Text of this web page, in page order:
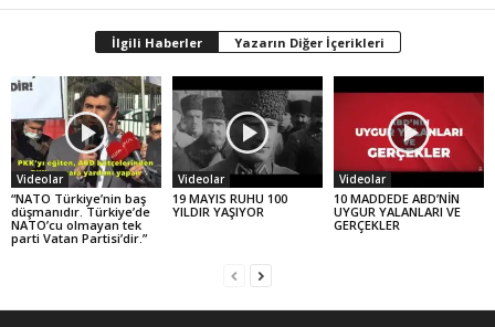
İlgili Haberler Yazarın Diğer İçerikleri
Videolar
“NATO Türkiye’nin baş
düşmanıdır. Türkiye’de
NATO’cu olmayan tek
parti Vatan Partisi’dir.”
Videolar
19 MAYIS RUHU 100
YILDIR YAŞIYOR
Videolar
10 MADDEDE ABD’NİN
UYGUR YALANLARI VE
GERÇEKLER